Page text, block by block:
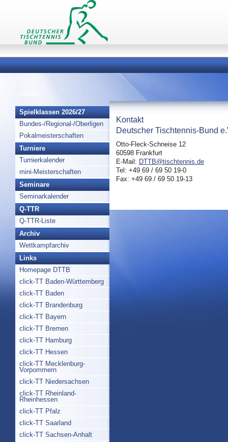
Spielklassen 2026/27
Bundes-/Regional-/Oberligen
Pokalmeisterschaften
Turniere
Turnierkalender
mini-Meisterschaften
Seminare
Seminarkalender
Q-TTR
Q-TTR-Liste
Archiv
Wettkampfarchiv
Links
Homepage DTTB
click-TT Baden-Württemberg
click-TT Baden
click-TT Brandenburg
click-TT Bayern
click-TT Bremen
click-TT Hamburg
click-TT Hessen
click-TT Mecklenburg-
Vorpommern
click-TT Niedersachsen
click-TT Rheinland-
Rheinhessen
click-TT Pfalz
click-TT Saarland
click-TT Sachsen-Anhalt
Kontakt
Deutscher Tischtennis-Bund
Otto-Fleck-Schneise 12
60598 Frankfurt
E-Mail: DTTB@tischtennis.de
Tel: +49 69 / 69 50 19-0
Fax: +49 69 / 69 50 19-13